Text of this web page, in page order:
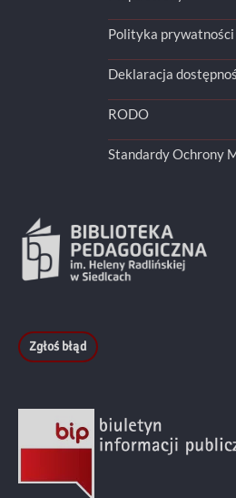
Polityka prywatności
Deklaracja
RODO
Standardy Ochrony
Zgłoś błąd